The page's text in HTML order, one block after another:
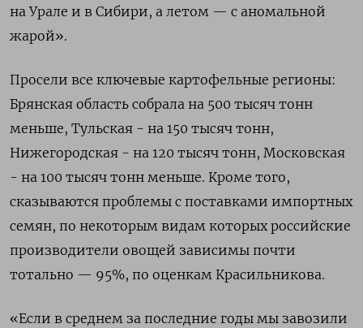
на Урале и в Сибири, а летом — с аномальной
жарой».
Просели все ключевые картофельные регионы:
Брянская область собрала на 500 тысяч тонн
меньше, Тульская - на 150 тысяч тонн,
Нижегородская - на 120 тысяч тонн, Московская
- на 100 тысяч тонн меньше. Кроме того,
сказываются проблемы с поставками импортных
семян, по некоторым видам которых российские
производители овощей зависимы почти
тотально — 95%, по оценкам Красильникова.
«Если в среднем за последние годы мы завозили